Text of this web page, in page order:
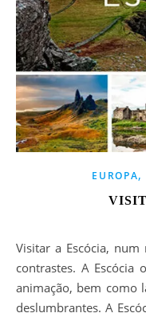
EUROPA,
Visitar a Escócia, num roteiro de 6 dias por uma terra de
contrastes. A Escócia
animação, bem como
deslumbrantes. A